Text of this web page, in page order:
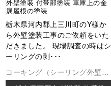
外壁塗装 付帯部塗装 車庫上の金
属屋根の塗装
栃木県河内郡上三川町のY様か
ら外壁塗装工事のご依頼をいた
だきました。 現場調査の時はシ
ーリングの剥･･･
コーキング（シーリング外壁塗
装板金工事防水工事